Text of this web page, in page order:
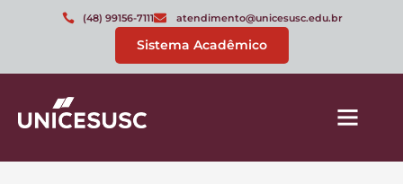
(48) 99156-7111 atendimento@unicesusc.edu.br
Sistema Acadêmico